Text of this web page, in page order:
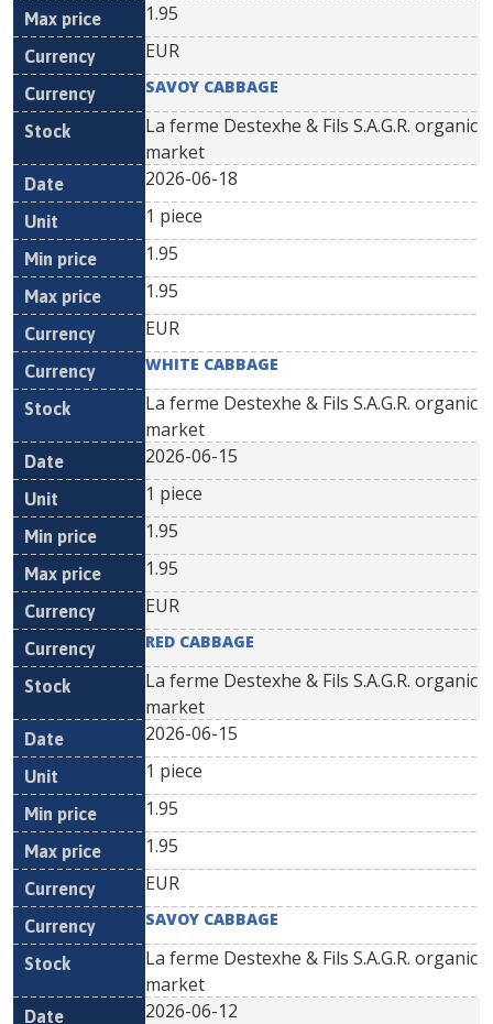
1.95
EUR
SAVOY CABBAGE
La ferme Destexhe & Fils S.A.G.R. organic
market
2026-06-18
1 piece
1.95
1.95
EUR
WHITE CABBAGE
La ferme Destexhe & Fils S.A.G.R. organic
market
2026-06-15
1 piece
1.95
1.95
EUR
RED CABBAGE
La ferme Destexhe & Fils S.A.G.R. organic
market
2026-06-15
1 piece
1.95
1.95
EUR
SAVOY CABBAGE
La ferme Destexhe & Fils S.A.G.R. organic
market
2026-06-12